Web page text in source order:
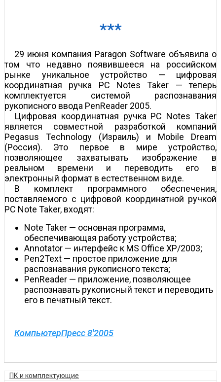
***
29 июня компания Paragon Software объявила о
том что недавно появившееся на российском
рынке уникальное устройство — цифровая
координатная ручка PC Notes Taker — теперь
комплектуется системой распознавания
рукописного ввода PenReader 2005.
Цифровая координатная ручка PC Notes Taker
является совместной разработкой компаний
Pegasus Technology (Израиль) и Mobile Dream
(Россия). Это первое в мире устройство,
позволяющее захватывать изображение в
реальном времени и переводить его в
электронный формат в естественном виде.
В комплект программного обеспечения,
поставляемого с цифровой координатной ручкой
PC Note Taker, входят:
Note Taker — основная программа,
обеспечивающая работу устройства;
Annotator — интерфейс к MS Office XP/2003;
Pen2Text — простое приложение для
распознавания рукописного текста;
PenReader — приложение, позволяющее
распознавать рукописный текст и переводить
его в печатный текст.
КомпьютерПресс 8'2005
ПК и комплектующие